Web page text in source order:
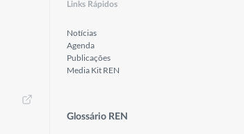
Links Rápidos
Notícias
Agenda
Publicações
Media Kit REN
Glossário REN